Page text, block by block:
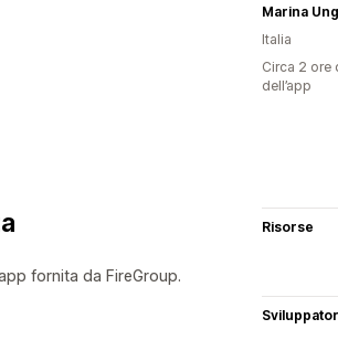
Marina
Italia
Circa 2 ore
dell’app
fornita da FireGroup.
Risorse